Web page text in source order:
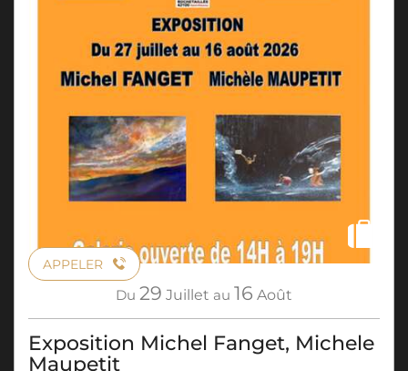
APPELER
Du 29 Juillet au 16 Août
Exposition Michel Fanget, Michele
Maupetit